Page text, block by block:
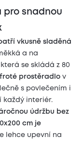
pro snadnou
vkusně sladěná
a na
která se skládá z 80
froté prostěradlo v
s povlečením i
každý interiér.
údržbu bez
cm je
lehce upevní na